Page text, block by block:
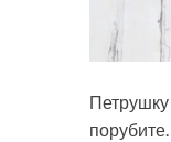
порубите.